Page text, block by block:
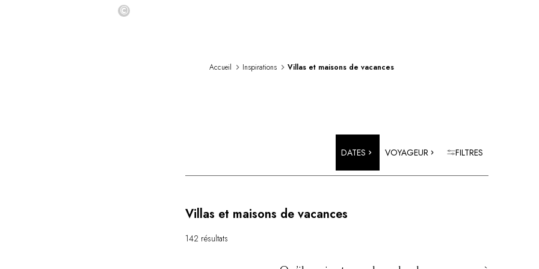
©
Accueil Inspirations Villas et maisons de vacances
DATES VOYAGEUR FILTRES
Villas et maisons de vacances
142 résultats